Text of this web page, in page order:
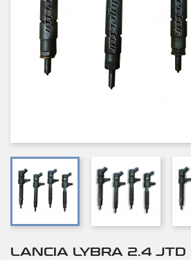
LANCIA LYBRA 2.4 JTD